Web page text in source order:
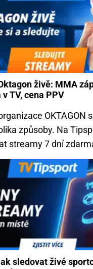
živě: MMA
TV, cena PPV
OKTAGON
způsoby. Na
streamy 7 dní
sledovat živé